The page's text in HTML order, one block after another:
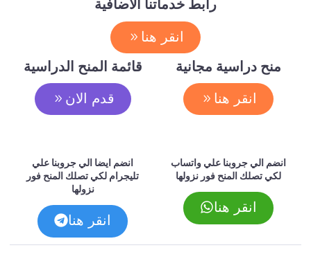
رابط خدماتنا الاضافية
انقر هنا
منح دراسية مجانية
انقر هنا
قائمة المنح الدراسية
قدم الان
انضم الي جروبنا علي واتساب
لكي تصلك المنح فور نزولها
انقر هنا
انضم ايضا الي جروبنا علي
تليجرام لكي تصلك المنح فور
نزولها
انقر هنا